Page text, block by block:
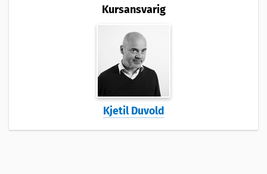
Kursansvarig
Kjetil Duvold